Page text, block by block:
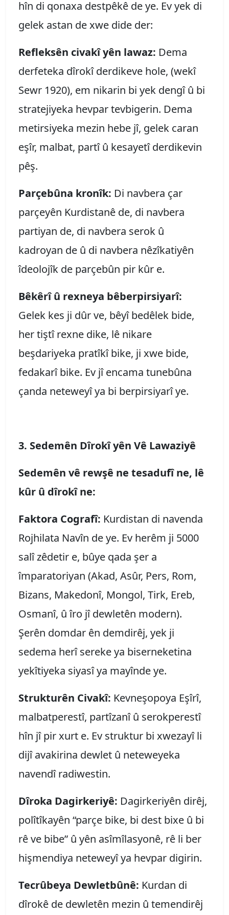
hîn di qonaxa destpêkê de ye. Ev yek di
gelek astan de xwe dide der:
Refleksên civakî yên lawaz: Dema
derfeteka dîrokî derdikeve hole, (wekî
Sewr 1920), em nikarin bi yek dengî û bi
stratejiyeka hevpar tevbigerin. Dema
metirsiyeka mezin hebe jî, gelek caran
eşîr, malbat, partî û kesayetî derdikevin
pêş.
Parçebûna kronîk: Di navbera çar
parçeyên Kurdistanê de, di navbera
partiyan de, di navbera serok û
kadroyan de û di navbera nêzîkatiyên
îdeolojîk de parçebûn pir kûr e.
Bêkêrî û rexneya bêberpirsiyarî:
Gelek kes ji dûr ve, bêyî bedêlek bide,
her tiştî rexne dike, lê nikare
beşdariyeka pratîkî bike, ji xwe bide,
fedakarî bike. Ev jî encama tunebûna
çanda neteweyî ya bi berpirsiyarî ye.
3. Sedemên Dîrokî yên Vê Lawaziyê
Sedemên vê rewşê ne tesadufî ne, lê
kûr û dîrokî ne:
Faktora Cografî: Kurdistan di navenda
Rojhilata Navîn de ye. Ev herêm ji 5000
salî zêdetir e, bûye qada şer a
împaratoriyan (Akad, Asûr, Pers, Rom,
Bizans, Makedonî, Mongol, Tirk, Ereb,
Osmanî, û îro jî dewletên modern).
Şerên domdar ên demdirêj, yek ji
sedema herî sereke ya biserneketina
yekîtiyeka siyasî ya mayînde ye.
Strukturên Civakî: Kevneşopoya Eşîrî,
malbatperestî, partîzanî û serokperestî
hîn jî pir xurt e. Ev struktur bi xwezayî li
dijî avakirina dewlet û neteweyeka
navendî radiwestin.
Dîroka Dagirkeriyê: Dagirkeriyên dirêj,
polîtîkayên “parçe bike, bi dest bixe û bi
rê ve bibe” û yên asîmîlasyonê, rê li ber
hişmendiya neteweyî ya hevpar digirin.
Tecrûbeya Dewletbûnê: Kurdan di
dîrokê de dewletên mezin û temendirêj